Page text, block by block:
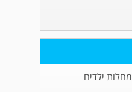
מחלות ילדים